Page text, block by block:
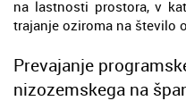
na lastnosti prostora, v
trajanje oziroma na število
Prevajanje
nizozemskega na